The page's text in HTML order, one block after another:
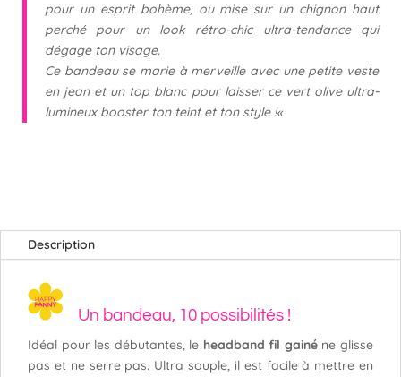
pour un esprit bohème, ou mise sur un chignon haut
perché pour un look rétro-chic ultra-tendance qui
dégage ton visage.
Ce bandeau se marie à merveille avec une petite veste
en jean et un top blanc pour laisser ce vert olive ultra-
lumineux booster ton teint et ton style !«
Description
Un bandeau, 10 possibilités !
Idéal pour les débutantes, le headband fil gainéne glisse
pas et ne serre pas. Ultra souple, il est facile à mettre en